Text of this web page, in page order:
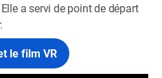
a servi de point de départ
le film VR